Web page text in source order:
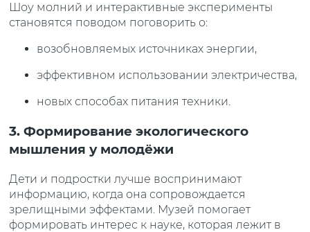
Шоу молний и интерактивные эксперименты
становятся поводом поговорить о:
возобновляемых источниках энергии,
эффективном использовании электричества,
новых способах питания техники.
3. Формирование экологического
мышления у молодёжи
Дети и подростки лучше воспринимают
информацию, когда она сопровождается
зрелищными эффектами. Музей помогает
формировать интерес к науке, которая лежит в